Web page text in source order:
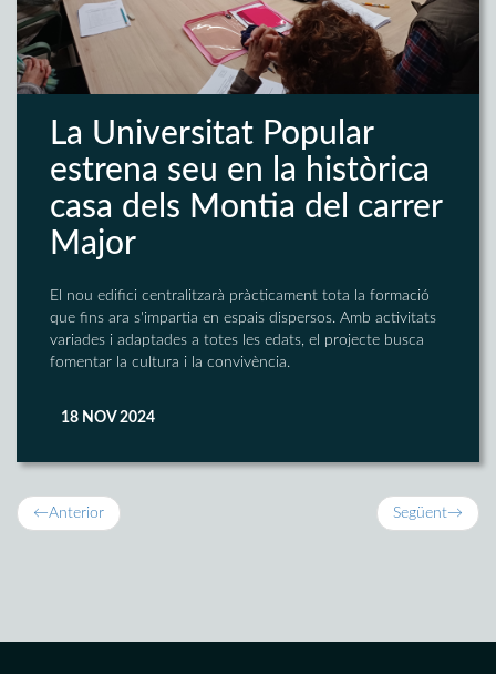
La Universitat Popular
estrena seu en la històrica
casa dels Montia del carrer
Major
El nou edifici centralitzarà pràcticament tota la formació
que fins ara s'impartia en espais dispersos. Amb activitats
variades i adaptades a totes les edats, el projecte busca
fomentar la cultura i la convivència.
18 NOV 2024
←Anterior Següent→